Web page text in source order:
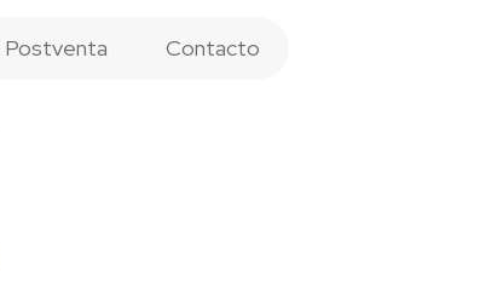
Postventa Contacto